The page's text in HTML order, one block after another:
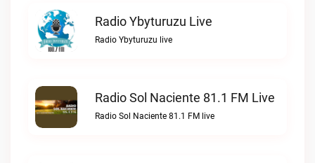
Radio Ybyturuzu Live
Radio Ybyturuzu live
Radio Sol Naciente 81.1 FM Live
Radio Sol Naciente 81.1 FM live